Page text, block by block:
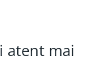
atent mai